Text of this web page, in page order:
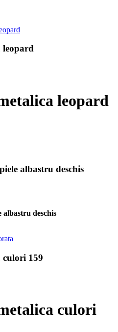
leopard
leopard
albastru deschis
albastru deschis
culori 159
culori